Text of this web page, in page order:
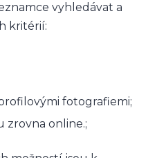
vyhledávat a
kritérií:
fotografiemi;
zrovna online.;